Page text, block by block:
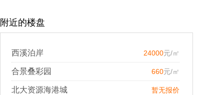
附近的楼盘
西溪泊岸 24000元/㎡
合景叠彩园 660元/㎡
北大资源海港城 暂无报价